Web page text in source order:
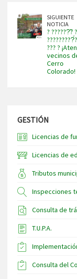
SIGUIENTE
NOTICIA
? ??????̃?
??? ?
vecinos
Cerro
Colorado!
GESTIÓN
Licencias de
Licencias de
Tributos
Inspecciones
Consulta de
T.U.P.A.
Consulta del